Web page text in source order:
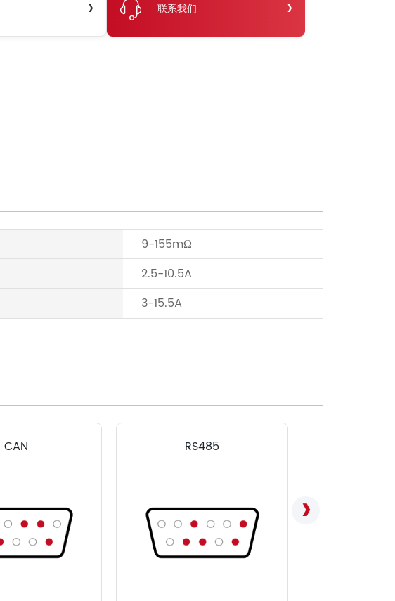
› 联系我们 ›
9-155mΩ
2.5-10.5A
3-15.5A
CAN RS485